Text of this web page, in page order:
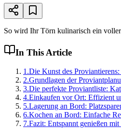
So wird Ihr Törn kulinarisch ein
In This Article
1 .Die Kunst des
2.Grundlagen der
3.Die perfekte Proviantliste:
4.Einkaufen vor Ort: Effizient
5.Lagerung an Bord:
6.Kochen an Bord: Einfache
7.Fazit: Entspannt genießen